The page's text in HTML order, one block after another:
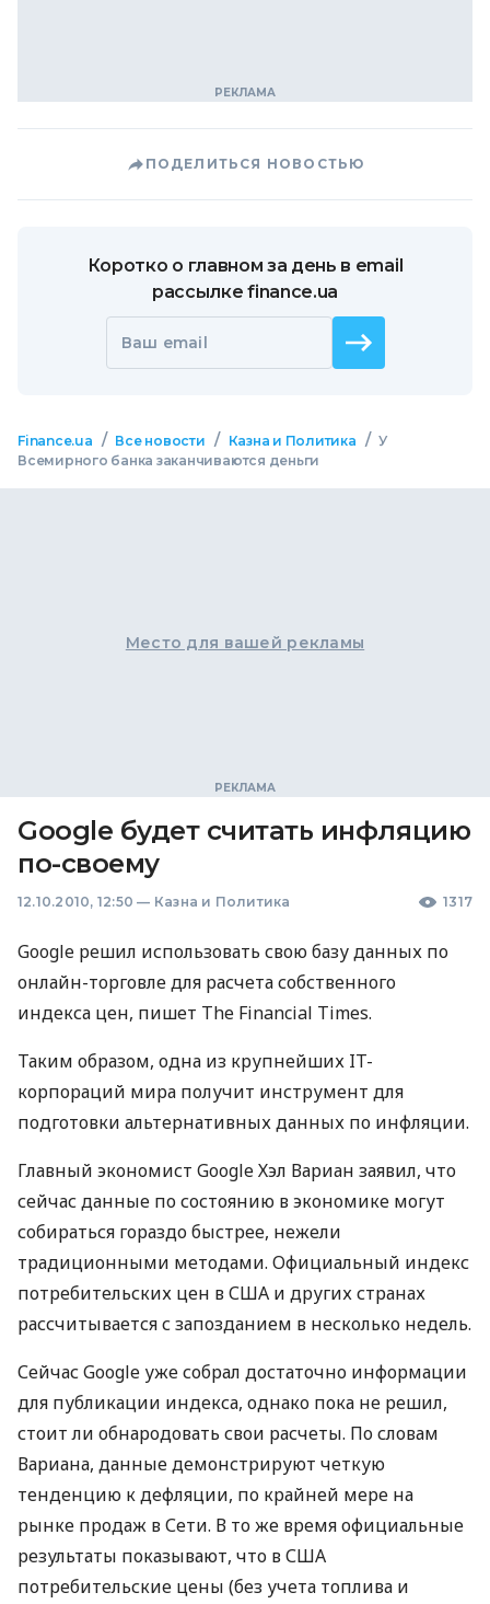
ПОДЕЛИТЬСЯ НОВОСТЬЮ
Коротко о главном за день в email
рассылке finance.ua
Ваш email
Finance.ua / Все новости / Казна и Политика / У
Всемирного банка заканчиваются деньги
Место для вашей рекламы
Google будет считать инфляцию
по-своему
12.10.2010, 12:50 — Казна и Политика 1317
Google решил использовать свою базу данных по
онлайн-торговле для расчета собственного
индекса цен, пишет The Financial Times.
Таким образом, одна из крупнейших IT-
корпораций мира получит инструмент для
подготовки альтернативных данных по инфляции.
Главный экономист Google Хэл Вариан заявил, что
сейчас данные по состоянию в экономике могут
собираться гораздо быстрее, нежели
традиционными методами. Официальный индекс
потребительских цен в США и других странах
рассчитывается с запозданием в несколько недель.
Сейчас Google уже собрал достаточно информации
для публикации индекса, однако пока не решил,
стоит ли обнародовать свои расчеты. По словам
Вариана, данные демонстрируют четкую
тенденцию к дефляции, по крайней мере на
рынке продаж в Сети. В то же время официальные
результаты показывают, что в США
потребительские цены (без учета топлива и